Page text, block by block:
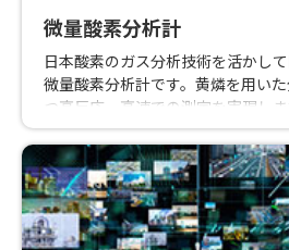
微量酸素分析計
日本酸素のガス分析技術を活かし
微量酸素分析計です。黄燐を用い
つ高反応、高速での測定を実現しま